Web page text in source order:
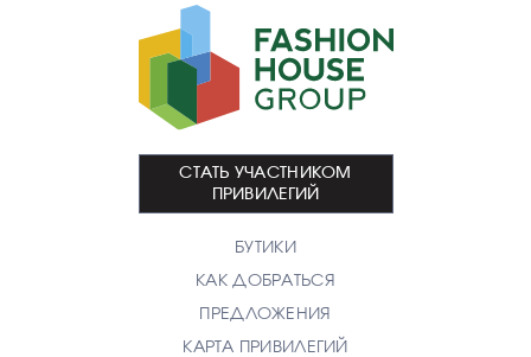
БУТИКИ
КАК ДОБРАТЬСЯ
ПРЕДЛОЖЕНИЯ
КАРТА ПРИВИЛЕГИЙ
СТАТЬ УЧАСТНИКОМ
ПРИВИЛЕГИЙ